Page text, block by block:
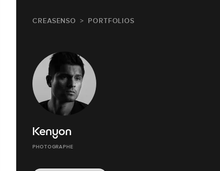
CREASENSO PORTFOLIOS
Kenyon
PHOTOGRAPHE